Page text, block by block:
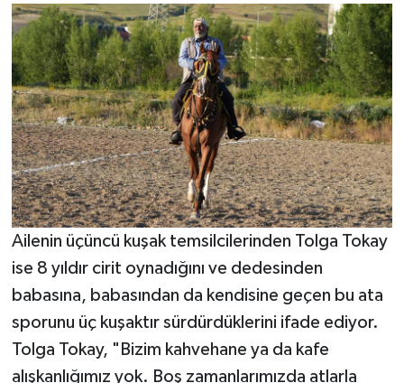
Ailenin üçüncü kuşak temsilcilerinden Tolga Tokay
ise 8 yıldır cirit oynadığını ve dedesinden
babasına, babasından da kendisine geçen bu ata
sporunu üç kuşaktır sürdürdüklerini ifade ediyor.
Tolga Tokay, "Bizim kahvehane ya da kafe
alışkanlığımız yok. Boş zamanlarımızda atlarla